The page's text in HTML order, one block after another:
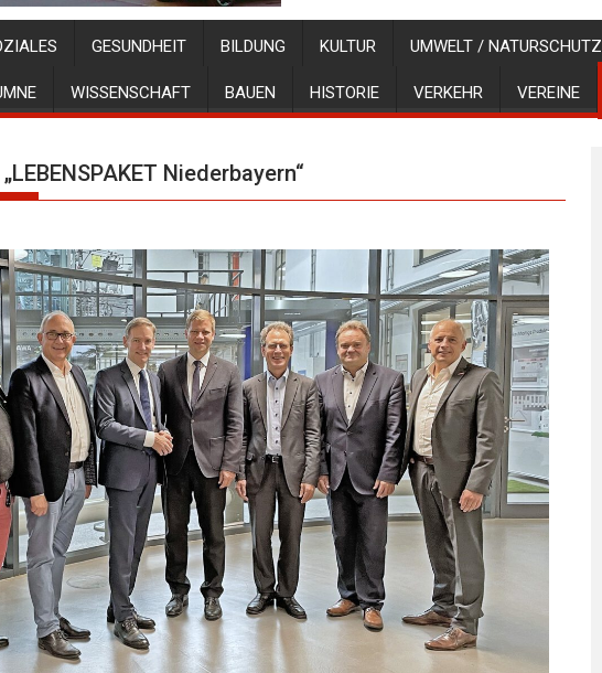
GESUNDHEIT BILDUNG KULTUR UMWELT / NATURSCHUTZ
WISSENSCHAFT BAUEN HISTORIE VERKEHR VEREINE
Niederbayern“